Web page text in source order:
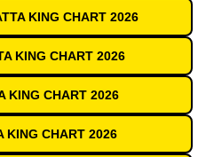
KING CHART 2026
KING CHART 2026
KING CHART 2026
KING CHART 2026